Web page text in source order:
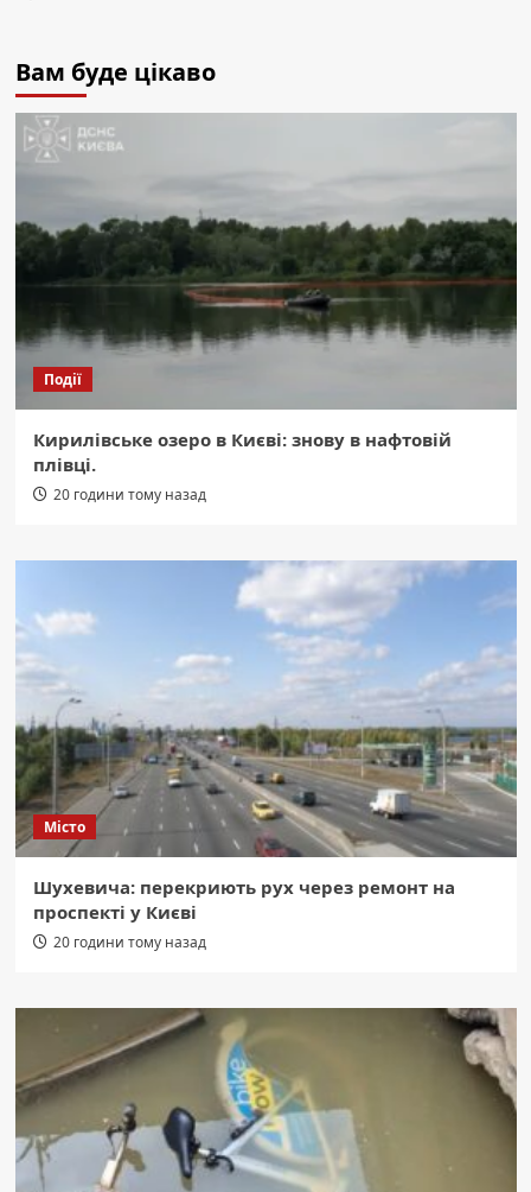
Вам буде цікаво
Події
Кирилівське озеро в Києві: знову в нафтовій
плівці.
20 години тому назад
Місто
Шухевича: перекриють рух через ремонт на
проспекті у Києві
20 години тому назад